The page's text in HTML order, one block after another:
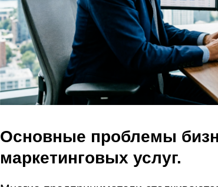
Основные проблемы
маркетинговых услуг.